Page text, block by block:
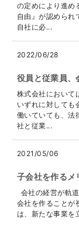
の定めにより進め
自由』が認められ
自社に必...
2022/06/28
役員と従業員、
株式会社において
いずれに対しても
働いていても、法
社と従業...
2021/05/06
子会社を作るメ
会社の経営が軌
会社を作ることが
は、新たな事業を